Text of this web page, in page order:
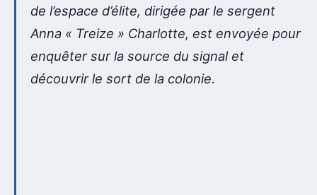
de l’espace d’élite, dirigée par le sergent
Anna « Treize » Charlotte, est envoyée pour
enquêter sur la source du signal et
découvrir le sort de la colonie.